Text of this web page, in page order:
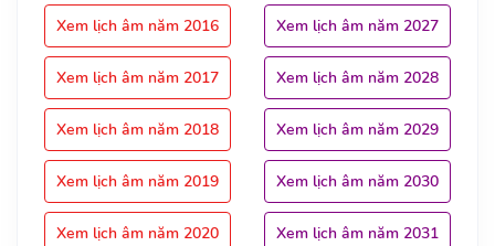
Xem lịch âm năm 2016
Xem lịch âm năm 2017
Xem lịch âm năm 2018
Xem lịch âm năm 2019
Xem lịch âm năm 2020
Xem lịch âm năm 2027
Xem lịch âm năm 2028
Xem lịch âm năm 2029
Xem lịch âm năm 2030
Xem lịch âm năm 2031